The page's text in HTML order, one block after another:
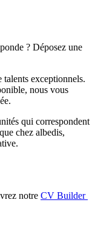
? Déposez une
talents exceptionnels.
nous vous
qui correspondent
chez albedis,
notre CV Builder